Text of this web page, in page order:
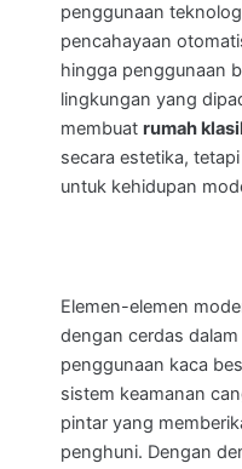
penggunaan
pencahayaan
hingga penggunaan
lingkungan yang
membuat rumah
secara estetika,
untuk kehidupan
Elemen-elemen
dengan cerdas
penggunaan kaca
sistem keamanan
pintar yang
penghuni. Dengan